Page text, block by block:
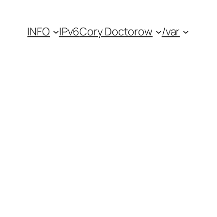
INFO IPv6Cory Doctorow /var